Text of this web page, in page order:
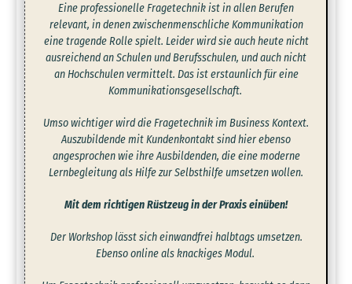
Eine professionelle Fragetechnik ist in allen Berufen
relevant, in denen zwischenmenschliche Kommunikation
eine tragende Rolle spielt. Leider wird sie auch heute nicht
ausreichend an Schulen und Berufsschulen, und auch nicht
an Hochschulen vermittelt. Das ist erstaunlich für eine
Kommunikationsgesellschaft.
Umso wichtiger wird die Fragetechnik im Business Kontext.
Auszubildende mit Kundenkontakt sind hier ebenso
angesprochen wie ihre Ausbildenden, die eine moderne
Lernbegleitung als Hilfe zur Selbsthilfe umsetzen wollen.
Mit dem richtigen Rüstzeug in der Praxis einüben!
Der Workshop lässt sich einwandfrei halbtags umsetzen.
Ebenso online als knackiges Modul.